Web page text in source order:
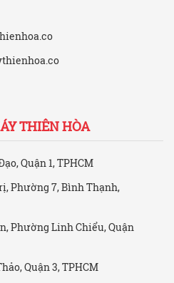
THIÊN HÒA
Quận 1, TPHCM
Phường 7, Bình Thạnh,
Phường Linh Chiểu, Quận
Quận 3, TPHCM